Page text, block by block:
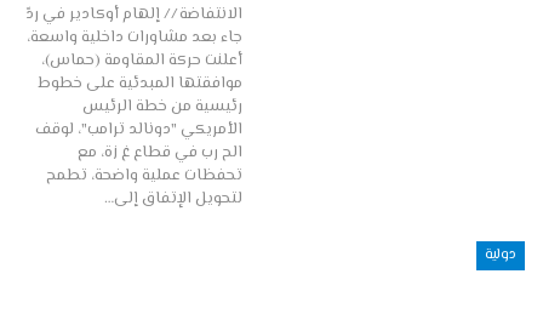
الانتفاضة // إلهام أوكادير في ردّ
جاء بعد مشاورات داخلية واسعة،
أعلنت حركة المقاومة (حماس)،
موافقتها المبدئية على خطوط
رئيسية من خطة الرئيس
الأمريكي "دونالد ترامب"، لوقف
الح رب في قطاع غ زة، مع
تحفظات عملية واضحة، تطمح
لتحويل الإتفاق إلى…
دولية